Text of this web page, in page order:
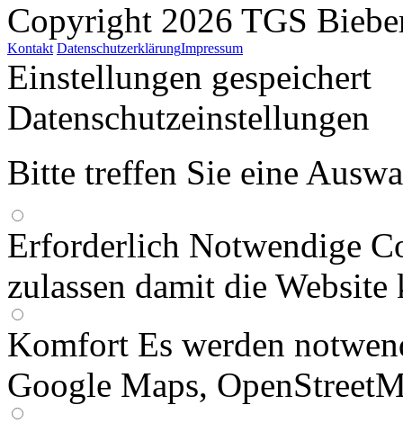
Copyright 2026 TGS
Kontakt DatenschutzerklärungImpressum
Einstellungen gespeichert
Datenschutzeinstellungen
Bitte treffen Sie eine
Erforderlich Notwendige
zulassen damit die
Komfort Es werden
Google Maps,